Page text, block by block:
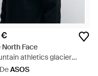
North Face
athletics glacier
polaire à demi-zip - Bleu
DeASOS